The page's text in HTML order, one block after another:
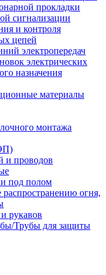
прокладки
сигнализации
и контроля
цепей
электропередач
электрических
назначения
материалы
монтажа
и проводов
под полом
огня,
рукавов
Трубы для защиты